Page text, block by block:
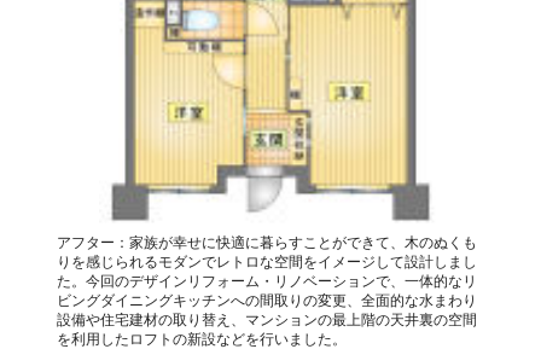
アフター：家族が幸せに快適に暮らすことができて、木のぬくも
りを感じられるモダンでレトロな空間をイメージして設計しまし
た。今回のデザインリフォーム・リノベーションで、一体的なリ
ビングダイニングキッチンへの間取りの変更、全面的な水まわり
設備や住宅建材の取り替え、マンションの最上階の天井裏の空間
を利用したロフトの新設などを行いました。